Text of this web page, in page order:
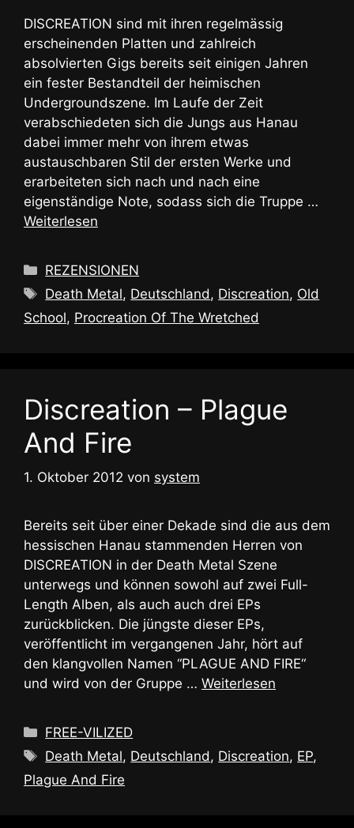
DISCREATION sind mit ihren regelmässig
erscheinenden Platten und zahlreich
absolvierten Gigs bereits seit einigen Jahren
ein fester Bestandteil der heimischen
Undergroundszene. Im Laufe der Zeit
verabschiedeten sich die Jungs aus Hanau
dabei immer mehr von ihrem etwas
austauschbaren Stil der ersten Werke und
erarbeiteten sich nach und nach eine
eigenständige Note, sodass sich die Truppe …
Weiterlesen
Kategorien
REZENSIONEN
Schlagwörter
Death Metal, Deutschland, Discreation, Old
School, Procreation Of The Wretched
Discreation – Plague
And Fire
1. Oktober 2012 von system
Bereits seit über einer Dekade sind die aus dem
hessischen Hanau stammenden Herren von
DISCREATION in der Death Metal Szene
unterwegs und können sowohl auf zwei Full-
Length Alben, als auch auch drei EPs
zurückblicken. Die jüngste dieser EPs,
veröffentlicht im vergangenen Jahr, hört auf
den klangvollen Namen “PLAGUE AND FIRE“
und wird von der Gruppe … Weiterlesen
Kategorien
FREE-VILIZED
Schlagwörter
Death Metal, Deutschland, Discreation, EP,
Plague And Fire